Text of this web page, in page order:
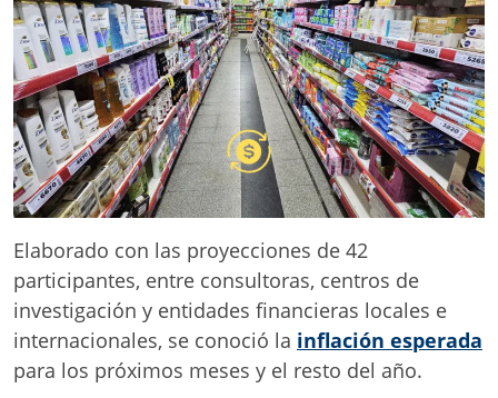
Elaborado con las proyecciones de 42
participantes, entre consultoras, centros de
investigación y entidades financieras locales e
internacionales, se conoció la inflación esperada
para los próximos meses y el resto del año.